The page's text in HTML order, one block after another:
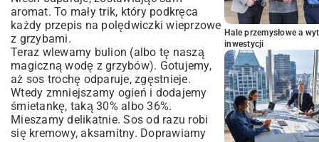
aromat. To mały trik, który podkręca
każdy przepis na polędwiczki wieprzowe
z grzybami.
Teraz wlewamy bulion (albo tę naszą
magiczną wodę z grzybów). Gotujemy,
aż sos trochę odparuje, zgęstnieje.
Wtedy zmniejszamy ogień i dodajemy
śmietankę, taką 30% albo 36%.
Mieszamy delikatnie. Sos od razu robi
się kremowy, aksamitny. Doprawiamy
Hale przemysłowe a
inwestycji